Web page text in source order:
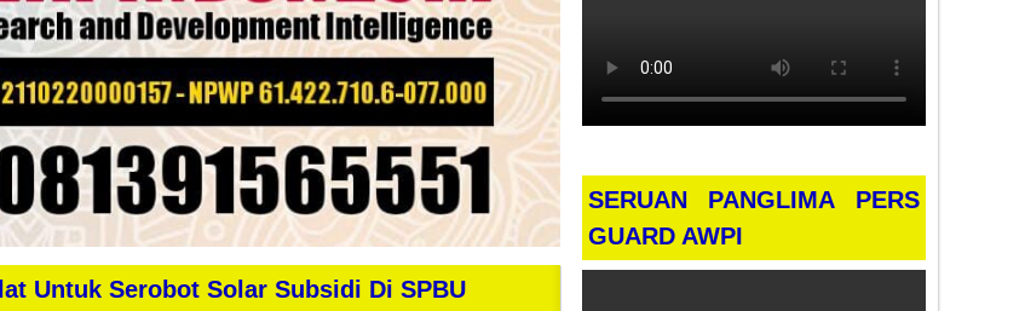
Untuk Serobot Solar Subsidi Di SPBU
SERUAN PANGLIMA PERS
GUARD AWPI